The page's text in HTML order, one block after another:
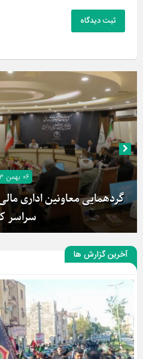
ثبت دیدگاه
۰۶ بهمن ۱۴۰۳
گردهمایی معاونین اداری
سراسر
آخرین گزارش ها